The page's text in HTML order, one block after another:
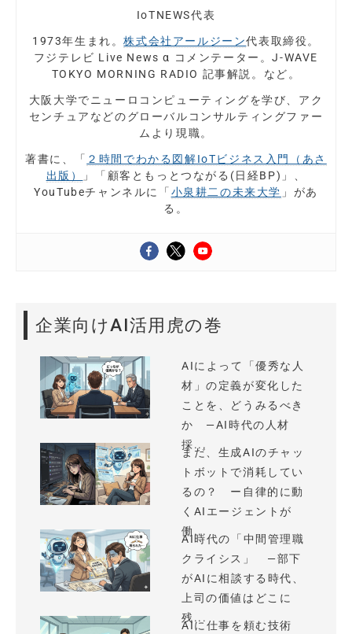
IoTNEWS代表
1973年生まれ。株式会社アールジーン代表取締役。
フジテレビ Live News α コメンテーター。J-WAVE
TOKYO MORNING RADIO 記事解説。など。
大阪大学でニューロコンピューティングを学び、アク
センチュアなどのグローバルコンサルティングファー
ムより現職。
著書に、「 ２時間でわかる図解IoTビジネス入門（あさ
出版）
」「顧客ともっとつながる(日経BP)」、
YouTubeチャンネルに「 小泉耕二の未来大学 」があ
る。
企業向けAI活用虎の巻
AIによって「優秀な人
材」の定義が変化した
ことを、どうみるべき
か —AI時代の人材
採...
まだ、生成AIのチャッ
トボットで消耗してい
るの？ ー自律的に動
くAIエージェントが
働...
AI時代の「中間管理職
クライシス」 —部下
がAIに相談する時代、
上司の価値はどこに
残...
AIに仕事を頼む技術